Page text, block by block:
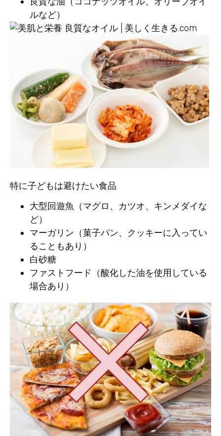
ルなど）
特に子どもは避けたい食品
大型回遊魚（マグロ、カツオ、キンメダイな
ど）
マーガリン（菓子パン、クッキーに入ってい
ることもあり）
白砂糖
ファストフード（酸化した油を使用している
場合あり）